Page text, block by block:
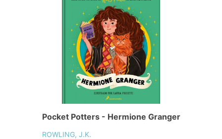
Pocket Potters - Hermione Granger
ROWLING, J.K.